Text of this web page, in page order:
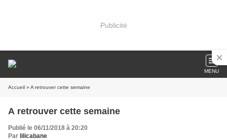
Publicité
MENU
Accueil » A retrouver cette semaine
A retrouver cette semaine
Publié le 06/11/2018 à 20:20
Par lilicabane